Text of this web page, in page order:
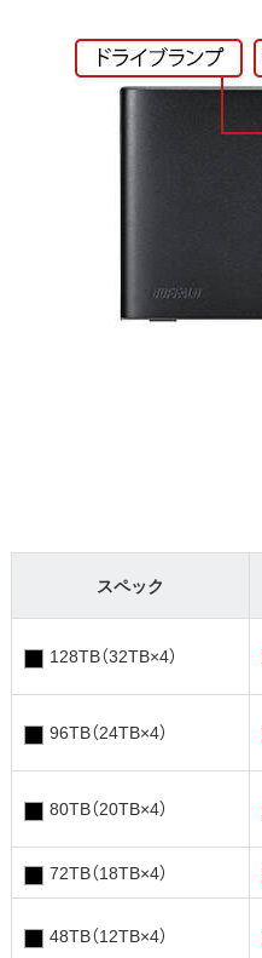
スペック
128TB（32TB×4）
96TB（24TB×4）
80TB（20TB×4）
72TB（18TB×4）
48TB（12TB×4）